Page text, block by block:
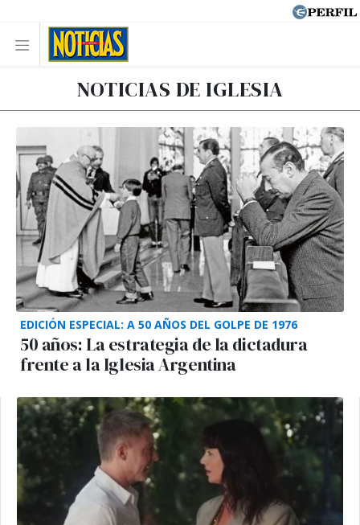
NOTICIAS DE IGLESIA
EDICIÓN ESPECIAL: A 50 AÑOS DEL GOLPE DE 1976
50 años: La estrategia de la dictadura
frente a la Iglesia Argentina